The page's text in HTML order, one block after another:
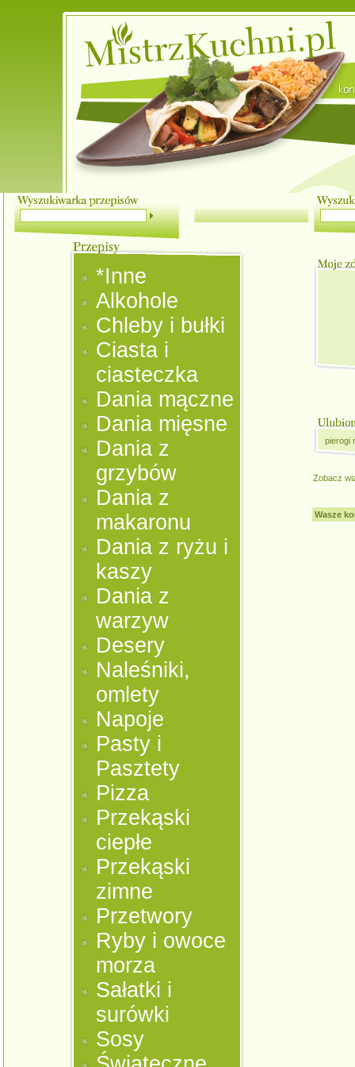
*Inne
Alkohole
Chleby i bułki
Ciasta i
ciasteczka
Dania mączne
Dania mięsne
Dania z
grzybów
Dania z
makaronu
Dania z ryżu i
kaszy
Dania z
warzyw
Desery
Naleśniki,
omlety
Napoje
Pasty i
Pasztety
Pizza
Przekąski
ciepłe
Przekąski
zimne
Przetwory
Ryby i owoce
morza
Sałatki i
surówki
Sosy
pierogi
Zobacz
Wasze